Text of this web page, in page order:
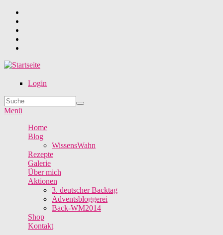
Direkt zum Inhalt
Login
Suchformular
Menü
Home
Blog
WissensWahn
Rezepte
Galerie
Über mich
Aktionen
3. deutscher Backtag
Adventsbloggerei
Back-WM2014
Shop
Kontakt